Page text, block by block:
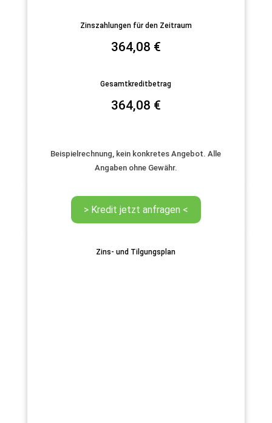
Zinszahlungen für den Zeitraum
364,08 €
Gesamtkreditbetrag
364,08 €
Beispielrechnung, kein konkretes Angebot. Alle
Angaben ohne Gewähr.
Zins- und Tilgungsplan